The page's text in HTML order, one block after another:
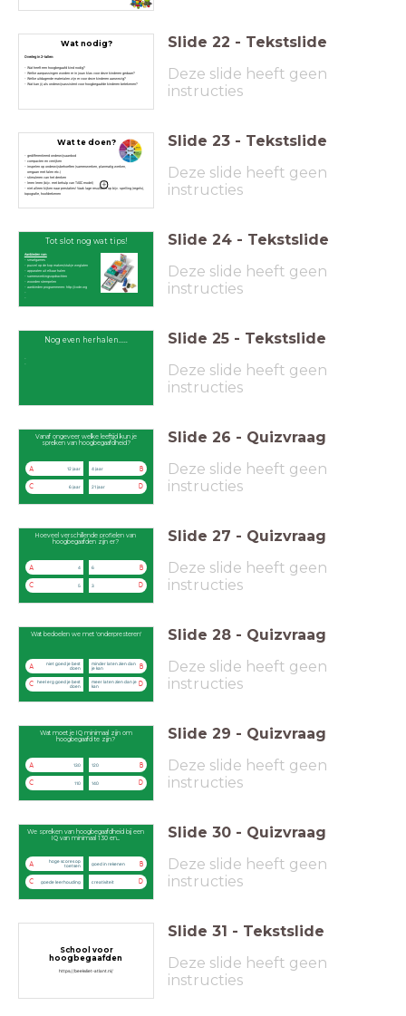
Wat nodig?
Overleg in 2-tallen:
- Wat heeft een hoogbegaafd kind nodig?
- Welke aanpassingen worden er in jouw klas voor deze kinderen gedaan?
- Welke uitdagende materialen zijn er voor deze kinderen aanwezig?
- Wat kan jij als onderwijsassistent voor hoogbegaafde kinderen betekenen?
Slide 22 - Tekstslide
Deze slide heeft geen
instructies
Wat te doen?
- gedifferentieerd onderwijsaanbod
- compacten en verrijken
- inspelen op onderwijsbehoeften (samenwerken, planmatig werken,
omgaan met falen etc.)
- stimuleren van het denken
- leren leren (bijv. met behulp van TASC model)
- niet alleen kijken naar prestaties! Vaak lage resultaten op bijv. spelling (regels),
topografie, hoofdrekenen
Slide 23 - Tekstslide
Deze slide heeft geen
instructies
Tot slot nog wat tips!
Aanbieden van:
- smartgames
- puzzel op de kop maken/stukje weglaten
- apparaten uit elkaar halen
- samenwerkingsopdrachten
- woorden stempelen
- aanbieden programmeren: http://code.org
-
-
Slide 24 - Tekstslide
Deze slide heeft geen
instructies
Nog even herhalen.....
-
-
Slide 25 - Tekstslide
Deze slide heeft geen
instructies
Vanaf ongeveer welke leeftijd kun je
spreken van hoogbegaafdheid?
A 12 jaar B
4 jaar
C 6 jaar D
21 jaar
Slide 26 - Quizvraag
Deze slide heeft geen
instructies
Hoeveel verschillende profielen van
hoogbegaafden zijn er?
A 4 B
6
C 5 D
3
Slide 27 - Quizvraag
Deze slide heeft geen
instructies
Wat bedoelen we met 'onderpresteren'
A
niet goed je best
doen
B
minder laten zien dan
je kan
C
heel erg goed je best
doen
D
meer laten zien dan je
kan
Slide 28 - Quizvraag
Deze slide heeft geen
instructies
Wat moet je IQ minimaal zijn om
hoogbegaafd te zijn?
A 130 B
120
C 110 D
140
Slide 29 - Quizvraag
Deze slide heeft geen
instructies
We spreken van hoogbegaafdheid bij een
IQ van minimaal 130 en...
A
hoge scores op
toetsen
B
goed in rekenen
C goede leerhouding D
creativiteit
Slide 30 - Quizvraag
Deze slide heeft geen
instructies
School voor
hoogbegaafden
https://beekvliet-atlant.nl/
Slide 31 - Tekstslide
Deze slide heeft geen
instructies